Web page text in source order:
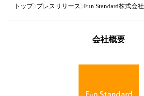
トップ プレスリリース Fun Standard株式会社
会社概要